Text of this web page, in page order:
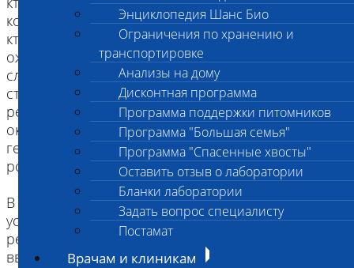
Энциклопедия Шанс Био
Ограничения по хранению и
транспортировке
Анализы на дому
Дисконтная программа
Программа поддержки питомников
Программа "Большая семья"
Программа "Спасенные хвосты"
Оставить отзыв о лаборатории
Бланки лаборатории
Задать вопрос специалисту
Постамат
Врачам и клиникам
котенка), или родителями и их детьми (например,
кто является реальным отцом котенка: его
ожидаемый отец или дед по родословной) -
следует помнить, что в этом случае, несмотря на
статистическую высокую достоверность,
результат подтверждения родства может
оказаться недостоверным в силу высокой
генетической близости братьев/сестер и их
родителей.
В этих случаях мы не рекомендуем проводить
установление генетического родства, т.к. его
результат при технической достоверности может
ввести в заблуждение.